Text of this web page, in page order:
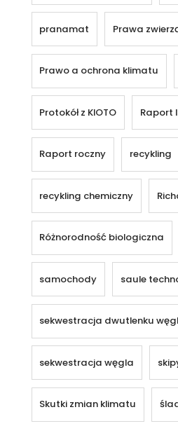
pranamat Prawa
Prawo a ochrona klimatu
Protokół z KIOTO Raport
Raport roczny recykling
recykling chemiczny
Różnorodność biologiczna
samochody saule
sekwestracja dwutlenku
sekwestracja węgla
Skutki zmian klimatu